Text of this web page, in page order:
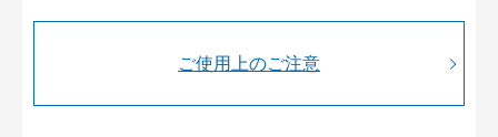
ご使用上のご注意